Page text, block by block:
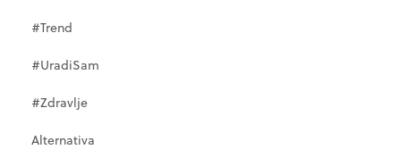
#Trend
#UradiSam
#Zdravlje
Alternativa